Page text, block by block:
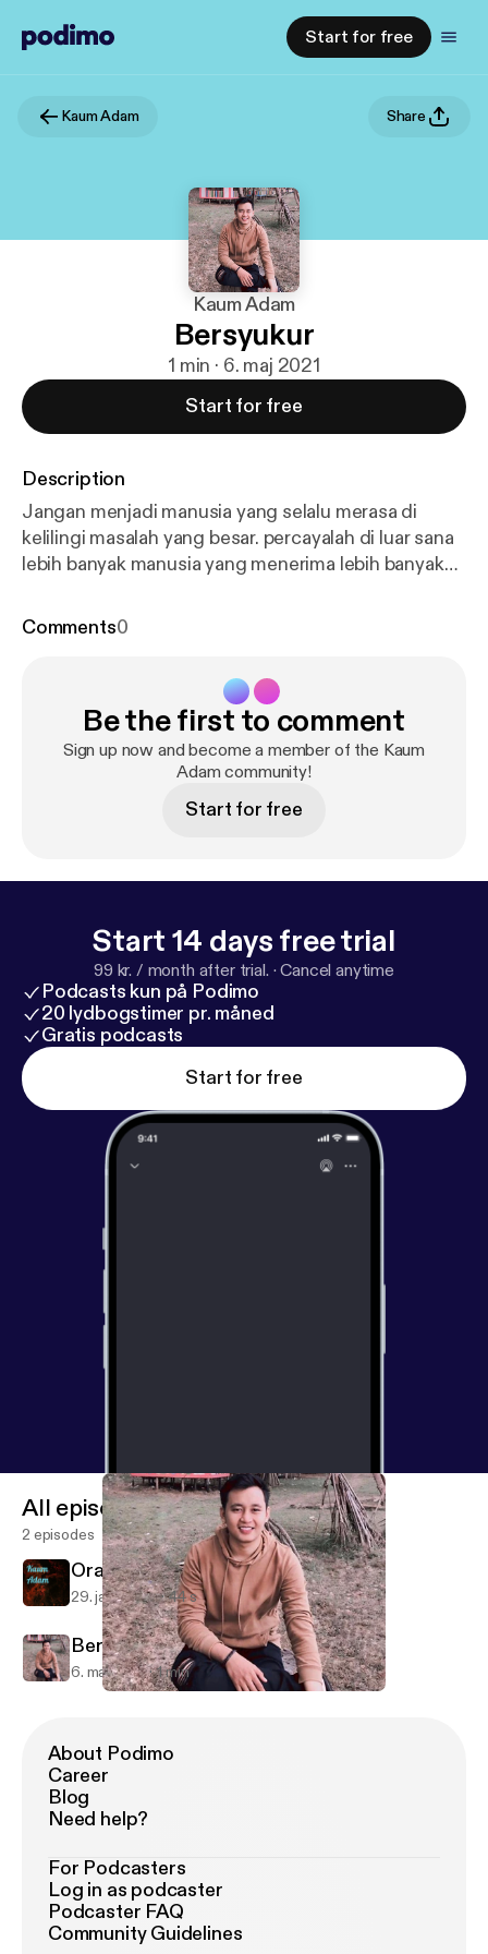
Start for free
Kaum Adam Share
Kaum Adam
Bersyukur
1 min · 6. maj 2021
Start for free
Description
Jangan menjadi manusia yang selalu merasa di
kelilingi masalah yang besar. percayalah di luar sana
lebih banyak manusia yang menerima lebih banyak
lapang dada.
Comments0
Be the first to comment
Sign up now and become a member of the Kaum
Adam community!
Start for free
Start 14 days free trial
99 kr. / month after trial. ·Cancel anytime
Podcasts kun på Podimo
20 lydbogstimer pr. måned
Gratis podcasts
Start for free
All episodes
2 episodes
Orang Munafik
29. jan. 2022 44 s
Bersyukur
6. maj 2021 1 min
About Podimo
Career
Blog
Need help?
For Podcasters
Log in as podcaster
Podcaster FAQ
Community Guidelines